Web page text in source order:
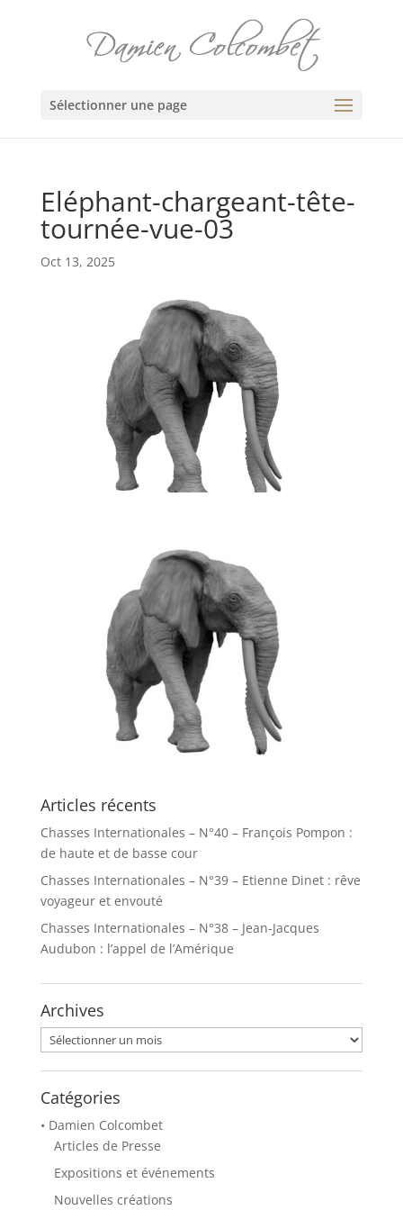
Sélectionner une page
Eléphant-chargeant-tête-
tournée-vue-03
Oct 13, 2025
Articles récents
Chasses Internationales – N°40 – François Pompon :
de haute et de basse cour
Chasses Internationales – N°39 – Etienne Dinet : rêve
voyageur et envouté
Chasses Internationales – N°38 – Jean-Jacques
Audubon : l’appel de l’Amérique
Archives
Archives
Catégories
• Damien Colcombet
Articles de Presse
Expositions et événements
Nouvelles créations